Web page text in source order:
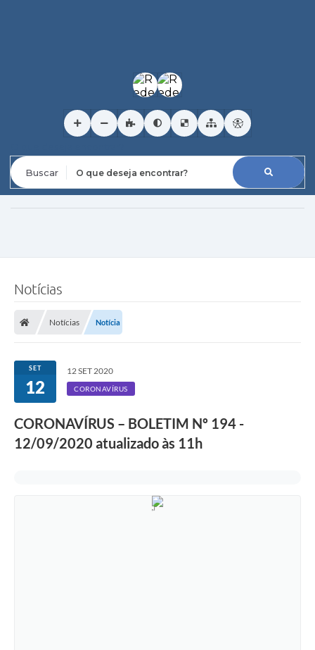
Notícias
Notícias Notícia
SET
12
12 SET 2020
CORONAVÍRUS
CORONAVÍRUS – BOLETIM Nº 194 -
12/09/2020 atualizado às 11h